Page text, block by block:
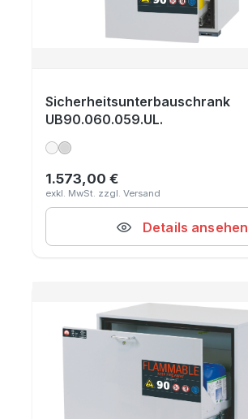
Sicherheitsunterbauschrank
UB90.060.059.UL.
Regulärer Preis:
1.573,00 €
Details ansehen